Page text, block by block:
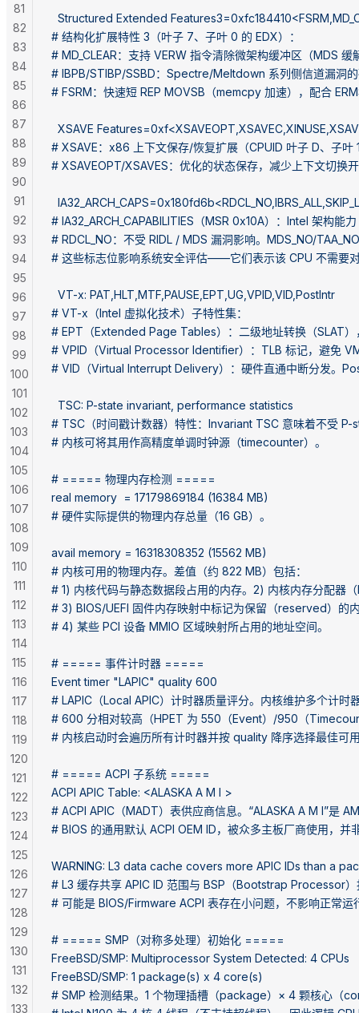
Structured Extended
# 结构化扩展特性 3（叶子 7、子叶 0 的 EDX）：
# MD_CLEAR：支持 VERW 指令清除微架构缓冲区（MDS 缓
# IBPB/STIBP/SSBD：Spectre/Meltdown 系列侧信道漏洞
# FSRM：快速短 REP MOVSB（memcpy 加速），配合
XSAVE
# XSAVE：x86 上下文保存/恢复扩展（CPUID 叶子 D、子叶
# XSAVEOPT/XSAVES：优化的状态保存，减少上下文切换
# IA32_ARCH_CAPABILITIES（MSR 0x10A）：Intel 架构能
# RDCL_NO：不受 RIDL / MDS 漏洞影响。MDS_NO/
# 这些标志位影响系统安全评估——它们表示该 CPU 不需要
  VT-x: PAT,HLT,MTF,PAUSE,EPT,UG,VPID,VID,PostIntr
# VT-x（Intel 虚拟化技术）子特性集：
# EPT（Extended Page Tables）：二级地址转换（SLAT
# VPID（Virtual Processor Identifier）：TLB 标记，避免
# VID（Virtual Interrupt Delivery）：硬件直通中断分发。
  TSC: P-state invariant, performance statistics
# TSC（时间戳计数器）特性：Invariant TSC 意味着不受
# 内核可将其用作高精度单调时钟源（timecounter）。
# ===== 物理内存检测 =====
real memory  = 17179869184 (16384 MB)
# 硬件实际提供的物理内存总量（16 GB）。
avail memory = 16318308352 (15562 MB)
# 内核可用的物理内存。差值（约 822 MB）包括：
# 1) 内核代码与静态数据段占用的内存。2) 内核内存分配器
# 3) BIOS/UEFI 固件内存映射中标记为保留（reserved）的
# 4) 某些 PCI 设备 MMIO 区域映射所占用的地址空间。
# ===== 事件计时器 =====
Event timer "LAPIC" quality 600
# LAPIC（Local APIC）计时器质量评分。内核维护多个计时
# 600 分相对较高（HPET 为 550（Event）/950（
# 内核启动时会遍历所有计时器并按 quality 降序选择最佳可
# ===== ACPI 子系统 =====
ACPI APIC Table: <ALASKA A M I >
# ACPI APIC（MADT）表供应商信息。“ALASKA A M I”是
# BIOS 的通用默认 ACPI OEM ID，被众多主板厂商使用，并
WARNING: L3 data cache covers more APIC IDs than a
# L3 缓存共享 APIC ID 范围与 BSP（Bootstrap Processor
# 可能是 BIOS/Firmware ACPI 表存在小问题，不影响正常运
# ===== SMP（对称多处理）初始化 =====
FreeBSD/SMP: Multiprocessor System Detected: 4 CPUs
FreeBSD/SMP: 1 package(s) x 4 core(s)
# SMP 检测结果。1 个物理插槽（package）× 4 颗核心（
81
82
83
84
85
86
87
88
89
90
91
92
93
94
95
96
97
98
99
100
101
102
103
104
105
106
107
108
109
110
111
112
113
114
115
116
117
118
119
120
121
122
123
124
125
126
127
128
129
130
131
132
133